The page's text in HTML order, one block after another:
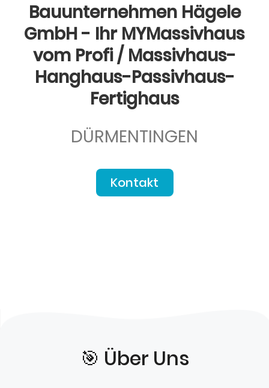
Bauunternehmen Hägele
GmbH - Ihr MYMassivhaus
vom Profi / Massivhaus-
Hanghaus-Passivhaus-
Fertighaus
DÜRMENTINGEN
Kontakt
🎯️ Über Uns